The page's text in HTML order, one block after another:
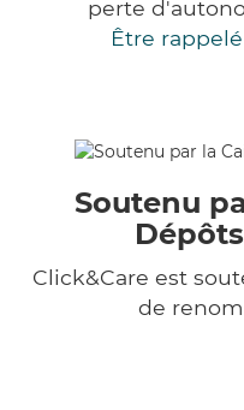
perte
Être
Soutenu
Click&Care est
de